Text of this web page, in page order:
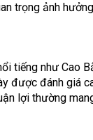
trọng ảnh
tiếng như Cao
được đánh giá
lợi thường